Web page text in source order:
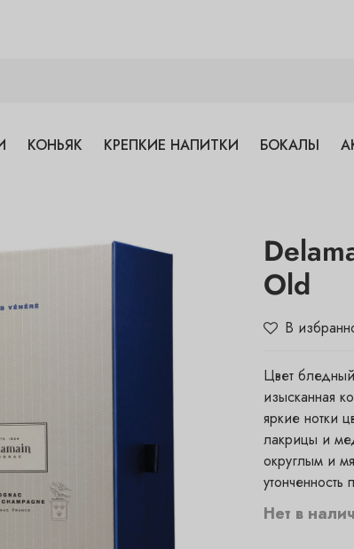
КОНЬЯК КРЕПКИЕ НАПИТКИ БОКАЛЫ
Old
В
Нет в
Цвет
изысканная
яркие нотки
лакрицы и
округлым и
утонченность